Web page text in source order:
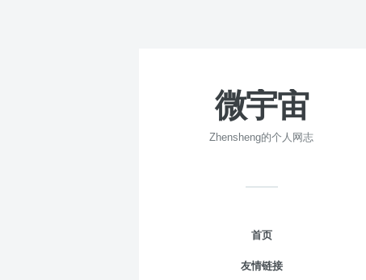
微宇宙
Zhensheng的个人网志
首页
友情链接